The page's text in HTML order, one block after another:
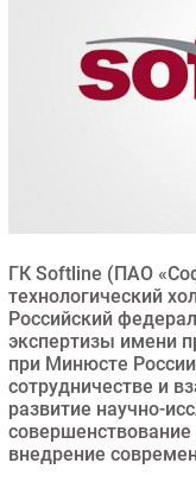
Финансы
Web
РАЗДЕЛЫ
Новости
Аналитика
Интервью
Мероприятия
ГК Softline (ПАО
технологический
Российский
экспертизы имени
при Минюсте
сотрудничестве и
развитие научно-
совершенствование
внедрение